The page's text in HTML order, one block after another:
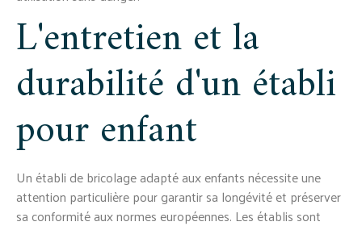
L'entretien et la
durabilité d'un établi
pour enfant
Un établi de bricolage adapté aux enfants nécessite une
attention particulière pour garantir sa longévité et préserver
sa conformité aux normes européennes. Les établis sont